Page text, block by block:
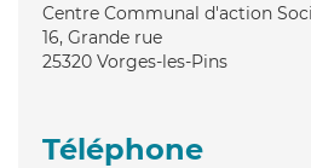
Centre Communal d'action
16, Grande rue
25320 Vorges-les-Pins
Téléphone